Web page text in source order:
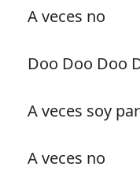
A veces no
Doo Doo Doo
A veces soy
A veces no